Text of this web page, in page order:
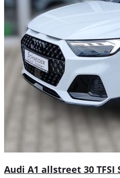
Audi A1 allstreet 30 TFSI